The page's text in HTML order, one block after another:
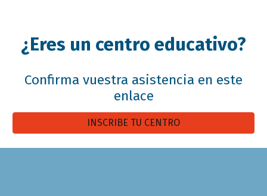
¿Eres un centro educativo?
Confirma vuestra asistencia en este
enlace
INSCRIBE TU CENTRO